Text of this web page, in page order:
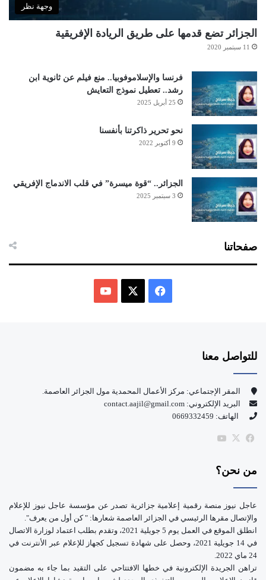
وجهة نظر
الجزائر تضع قدمها على طريق الريادة الإفريقية
11 سبتمبر 2020
فرنسا والإسلاموفوبيا.. منع فيلم عن ثانوية ابن
رشد.. تعطيل نموذج التعايش
25 أبريل 2025
نحو تحرير ذاكرتنا بأنفسنا
9 أكتوبر 2022
الجزائر.. “قوة ميسرة” في قلب الاندماج الإفريقي
3 سبتمبر 2025
صفحاتنا
و
ك
للتواصل معنا
المقر الإجتماعي: مركز الأعمال المحمدية مول الجزائر العاصمة.
البريد الإلكتروني: contact.aajil@gmail.com
الهاتف: 0669332459
فيسبوك
‫X
من نحن؟
عاجل نيوز منصة رقمية إعلامية جزائرية تصدر عن مؤسسة عاجل نيوز للإعلام
والإتصال مقرها الرئيسي في الجزائر العاصمة شعارها: " كن أول من يعرف".
انطلق الموقع في العمل يوم 5 جويلية 2021، وتقدم بطلب اعتماد لوزارة الاتصال
في 14 جويلية 2021، وحصل على شهادة تسجيل كجهاز للإعلام عبر الأنترنت في
24 ماي 2022.
تراهن الجريدة الإلكترونية في خطها الافتتاحي على التقيد بما جاء به مضمون